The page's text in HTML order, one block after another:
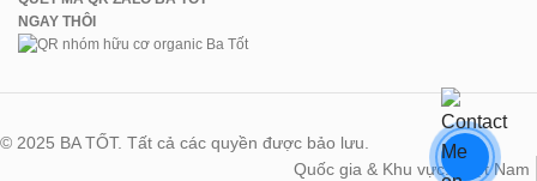
NGAY THÔI
© 2025 BA TỐT. Tất cả các quyền được bảo lưu.
Quốc gia & Khu vực:
Việt Nam